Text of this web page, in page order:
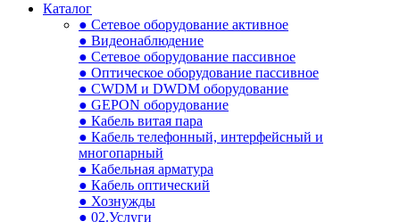
Каталог
● Сетевое оборудование активное
● Видеонаблюдение
● Сетевое оборудование пассивное
● Оптическое оборудование пассивное
● CWDM и DWDM оборудование
● GEPON оборудование
● Кабель витая пара
● Кабель телефонный, интерфейсный и
многопарный
● Кабельная арматура
● Кабель оптический
● Хознужды
● 02.Услуги